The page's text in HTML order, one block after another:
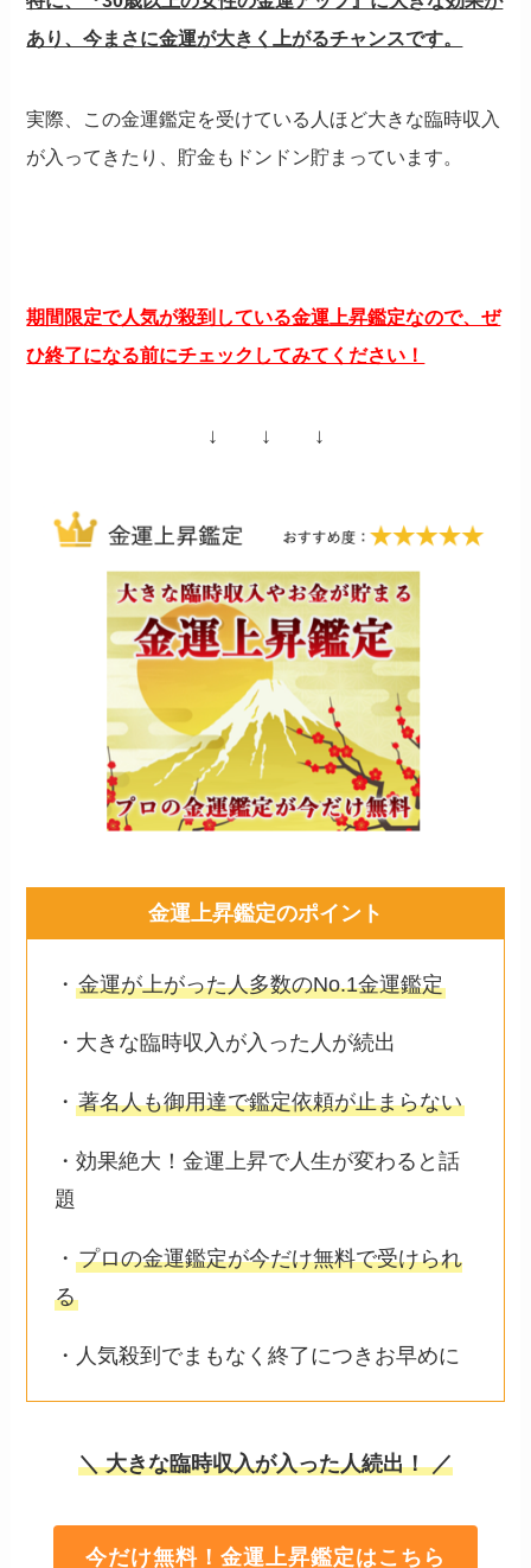
あり、今まさに金運が大きく上がるチャンスです。
実際、この金運鑑定を受けている人ほど大きな臨時収入
が入ってきたり、貯金もドンドン貯まっています。
期間限定で人気が殺到している金運上昇鑑定なので、ぜ
ひ終了になる前にチェックしてみてください！
↓ ↓ ↓
金運上昇鑑定のポイント
・ 金運が上がった人多数のNo.1金運鑑定
・大きな臨時収入が入った人が続出
・ 著名人も御用達で鑑定依頼が止まらない
・効果絶大！金運上昇で人生が変わると話
題
・ プロの金運鑑定が今だけ無料で受けられ
る
・人気殺到でまもなく終了につきお早めに
＼ 大きな臨時収入が入った人続出！ ／
今だけ無料！金運上昇鑑定はこちら